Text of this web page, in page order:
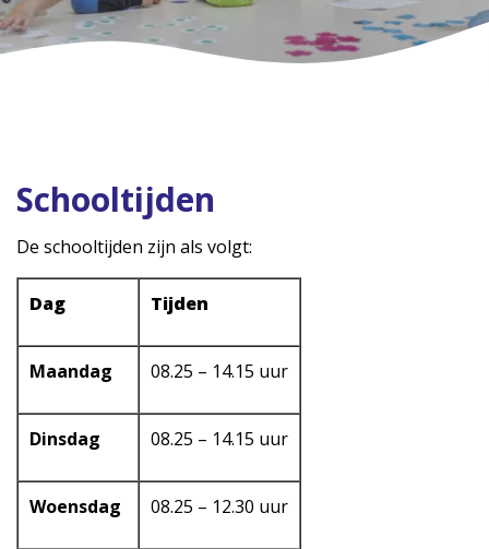
Schooltijden
De schooltijden zijn als volgt:
Dag Tijden
Maandag 08.25 – 14.15 uur
Dinsdag 08.25 – 14.15 uur
Woensdag 08.25 – 12.30 uur